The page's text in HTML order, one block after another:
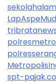
spt-